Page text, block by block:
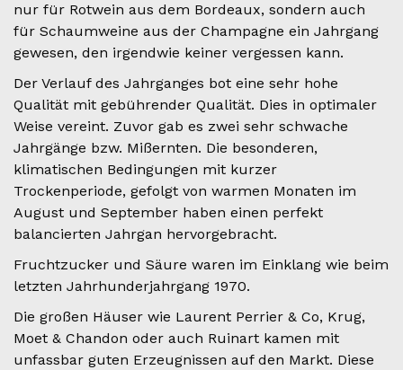
nur für Rotwein aus dem Bordeaux, sondern auch
für Schaumweine aus der Champagne ein Jahrgang
gewesen, den irgendwie keiner vergessen kann.
Der Verlauf des Jahrganges bot eine sehr hohe
Qualität mit gebührender Qualität. Dies in optimaler
Weise vereint. Zuvor gab es zwei sehr schwache
Jahrgänge bzw. Mißernten. Die besonderen,
klimatischen Bedingungen mit kurzer
Trockenperiode, gefolgt von warmen Monaten im
August und September haben einen perfekt
balancierten Jahrgan hervorgebracht.
Fruchtzucker und Säure waren im Einklang wie beim
letzten Jahrhunderjahrgang 1970.
Die großen Häuser wie Laurent Perrier & Co, Krug,
Moet & Chandon oder auch Ruinart kamen mit
unfassbar guten Erzeugnissen auf den Markt. Diese